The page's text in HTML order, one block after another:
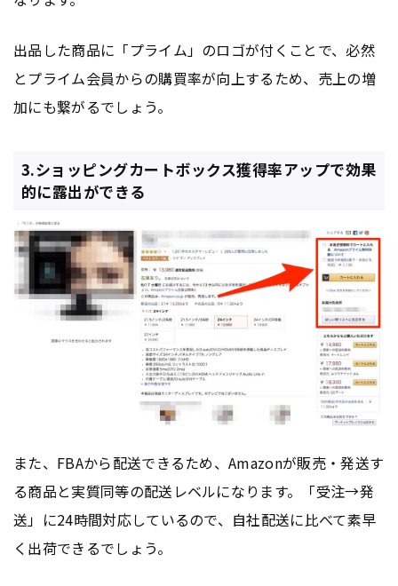
出品した商品に「プライム」のロゴが付くことで、必然
とプライム会員からの購買率が向上するため、売上の増
加にも繋がるでしょう。
3.ショッピングカートボックス獲得率アップで効果
的に露出ができる
また、FBAから配送できるため、Amazonが販売・発送す
る商品と実質同等の配送レベルになります。「受注→発
送」に24時間対応しているので、自社配送に比べて素早
く出荷できるでしょう。